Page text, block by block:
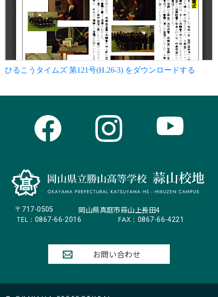
ひるこうタイムズ 第121号(H.26-3) をダウンロードする
〒717-0505 岡山県真庭市蒜山上長田4
TEL： 0867-66-2016 FAX： 0867-66-4221
お問い合わせ